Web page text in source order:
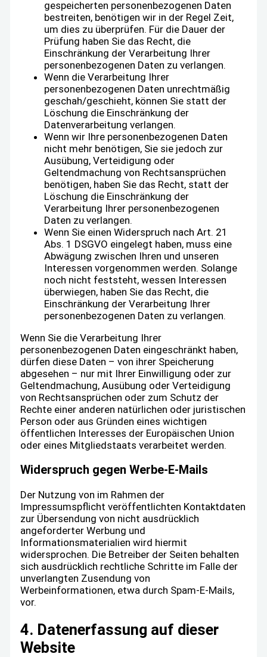
gespeicherten personenbezogenen Daten
bestreiten, benötigen wir in der Regel Zeit,
um dies zu überprüfen. Für die Dauer der
Prüfung haben Sie das Recht, die
Einschränkung der Verarbeitung Ihrer
personenbezogenen Daten zu verlangen.
Wenn die Verarbeitung Ihrer
personenbezogenen Daten unrechtmäßig
geschah/geschieht, können Sie statt der
Löschung die Einschränkung der
Datenverarbeitung verlangen.
Wenn wir Ihre personenbezogenen Daten
nicht mehr benötigen, Sie sie jedoch zur
Ausübung, Verteidigung oder
Geltendmachung von Rechtsansprüchen
benötigen, haben Sie das Recht, statt der
Löschung die Einschränkung der
Verarbeitung Ihrer personenbezogenen
Daten zu verlangen.
Wenn Sie einen Widerspruch nach Art. 21
Abs. 1 DSGVO eingelegt haben, muss eine
Abwägung zwischen Ihren und unseren
Interessen vorgenommen werden. Solange
noch nicht feststeht, wessen Interessen
überwiegen, haben Sie das Recht, die
Einschränkung der Verarbeitung Ihrer
personenbezogenen Daten zu verlangen.
Wenn Sie die Verarbeitung Ihrer
personenbezogenen Daten eingeschränkt haben,
dürfen diese Daten – von ihrer Speicherung
abgesehen – nur mit Ihrer Einwilligung oder zur
Geltendmachung, Ausübung oder Verteidigung
von Rechtsansprüchen oder zum Schutz der
Rechte einer anderen natürlichen oder juristischen
Person oder aus Gründen eines wichtigen
öffentlichen Interesses der Europäischen Union
oder eines Mitgliedstaats verarbeitet werden.
Widerspruch gegen Werbe-E-Mails
Der Nutzung von im Rahmen der
Impressumspflicht veröffentlichten Kontaktdaten
zur Übersendung von nicht ausdrücklich
angeforderter Werbung und
Informationsmaterialien wird hiermit
widersprochen. Die Betreiber der Seiten behalten
sich ausdrücklich rechtliche Schritte im Falle der
unverlangten Zusendung von
Werbeinformationen, etwa durch Spam-E-Mails,
vor.
4. Datenerfassung auf dieser
Website